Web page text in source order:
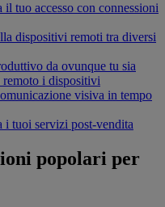
tuo accesso con connessioni
dispositivi remoti tra diversi
da ovunque tu sia
i dispositivi
visiva in tempo
i tuoi servizi post-vendita
popolari per